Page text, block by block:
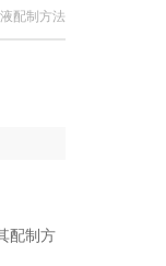
配制方法
配制方